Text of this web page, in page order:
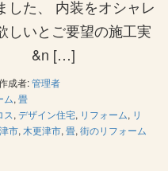
した、 内装をオシャレ
しいとご要望の施工実
&n […]
成者:管理者
ム, 畳
ス, デザイン住宅, リフォーム, リ
市, 木更津市, 畳, 街のリフォーム